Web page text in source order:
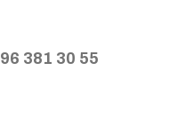
96 381 30 55